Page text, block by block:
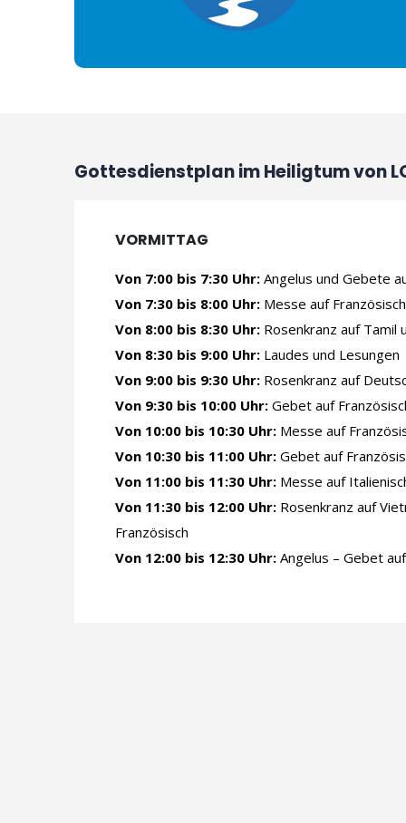
Gottesdienstplan im Heiligtum von
VORMITTAG
Von 7:00 bis 7:30 Uhr: Angelus und Gebete
Von 7:30 bis 8:00 Uhr: Messe auf Französisch
Von 8:00 bis 8:30 Uhr: Rosenkranz auf Tamil
Von 8:30 bis 9:00 Uhr: Laudes und Lesungen
Von 9:00 bis 9:30 Uhr: Rosenkranz auf
Von 9:30 bis 10:00 Uhr: Gebet auf
Von 10:00 bis 10:30 Uhr: Messe auf
Von 10:30 bis 11:00 Uhr: Gebet auf
Von 11:00 bis 11:30 Uhr: Messe auf
Von 11:30 bis 12:00 Uhr: Rosenkranz auf
Französisch
Von 12:00 bis 12:30 Uhr: Angelus – Gebet